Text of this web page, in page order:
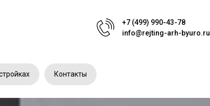
+7 (499) 990-43-78
info@rejting-arh-byuro.ru
Контакты